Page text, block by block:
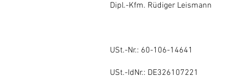
Dipl.-Kfm. Rüdiger Leismann
USt.-Nr.: 60-106-14641
USt.-IdNr.: DE326107221